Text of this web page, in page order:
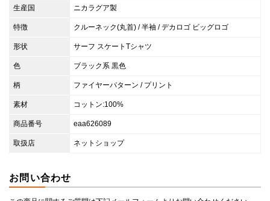
生産国 ニカラグア製
特徴 クルーネック(丸首) / 半袖 / デカロゴ ビッグロゴ
形状 サーフ スケートTシャツ
色 ブラック系 黒色
柄 ファイヤーパターン / プリント
素材 コットン:100%
商品番号 eaa626089
取扱店 ネットショップ
お問い合わせ